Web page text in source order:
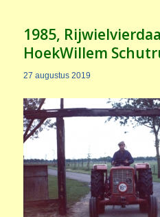
1985,
HoekWillem
27 augustus 2019